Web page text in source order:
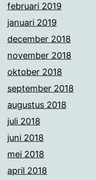
februari 2019
januari 2019
december 2018
november 2018
oktober 2018
september 2018
augustus 2018
juli 2018
juni 2018
mei 2018
april 2018